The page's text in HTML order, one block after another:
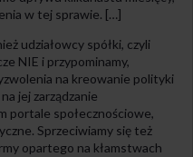
w tej sprawie. […]
udziałowcy spółki, czyli
NIE i przypominamy,
na kreowanie polityki
jej zarządzanie
portale społecznościowe,
Sprzeciwiamy się też
opartego na kłamstwach